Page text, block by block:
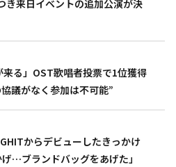
き来日イベントの追加公演が決
る」OST歌唱者投票で1位獲得
議がなく参加は不可能”
からデビューしたきっかけ
…ブランドバッグをあげた」